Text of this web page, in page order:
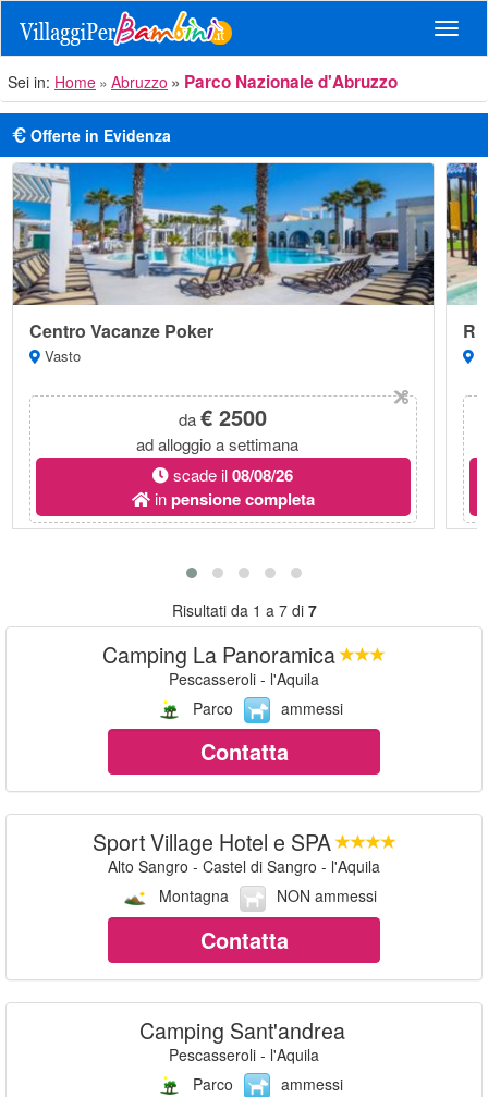
Sei in: Home Abruzzo Parco Nazionale d'Abruzzo
Offerte in Evidenza
Centro Vacanze Poker
Vasto
da€ 2500
ad alloggio a settimana
scade il08/08/26
inpensione completa
Risultati da 1 a 7 di 7
Camping La Panoramica
Pescasseroli - l'Aquila
Parco
ammessi
Contatta
Sport Village Hotel e SPA
Alto Sangro - Castel di Sangro - l'Aquila
Montagna
NON ammessi
Contatta
Camping Sant'andrea
Pescasseroli - l'Aquila
Parco
ammessi